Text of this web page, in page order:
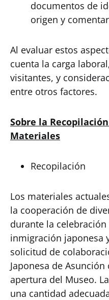
documentos de
origen y
Al evaluar estos
cuenta la carga
visitantes, y
entre otros factores.
Sobre la
Materiales
Recopilación
Los materiales
la cooperación de
durante la
inmigración japonesa
solicitud de
Japonesa de
apertura del Museo.
una cantidad